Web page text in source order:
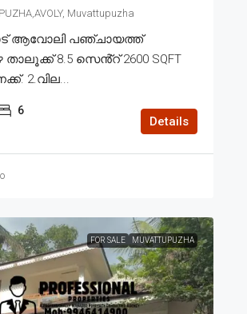
Muvattupuzha
ആവോലി പഞ്ചായത്ത്
8.5 സെൻ്റ് 2600 SQFT
2.വില...
6
Details
FOR SALE MUVATTUPUZHA